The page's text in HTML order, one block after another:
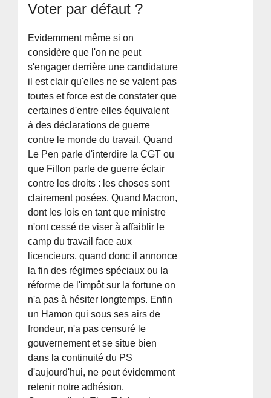
Voter par défaut ?
Evidemment même si on
considère que l'on ne peut
s'engager derrière une candidature
il est clair qu'elles ne se valent pas
toutes et force est de constater que
certaines d'entre elles équivalent
à des déclarations de guerre
contre le monde du travail. Quand
Le Pen parle d'interdire la CGT ou
que Fillon parle de guerre éclair
contre les droits : les choses sont
clairement posées. Quand Macron,
dont les lois en tant que ministre
n'ont cessé de viser à affaiblir le
camp du travail face aux
licencieurs, quand donc il annonce
la fin des régimes spéciaux ou la
réforme de l'impôt sur la fortune on
n'a pas à hésiter longtemps. Enfin
un Hamon qui sous ses airs de
frondeur, n'a pas censuré le
gouvernement et se situe bien
dans la continuité du PS
d'aujourd'hui, ne peut évidemment
retenir notre adhésion.